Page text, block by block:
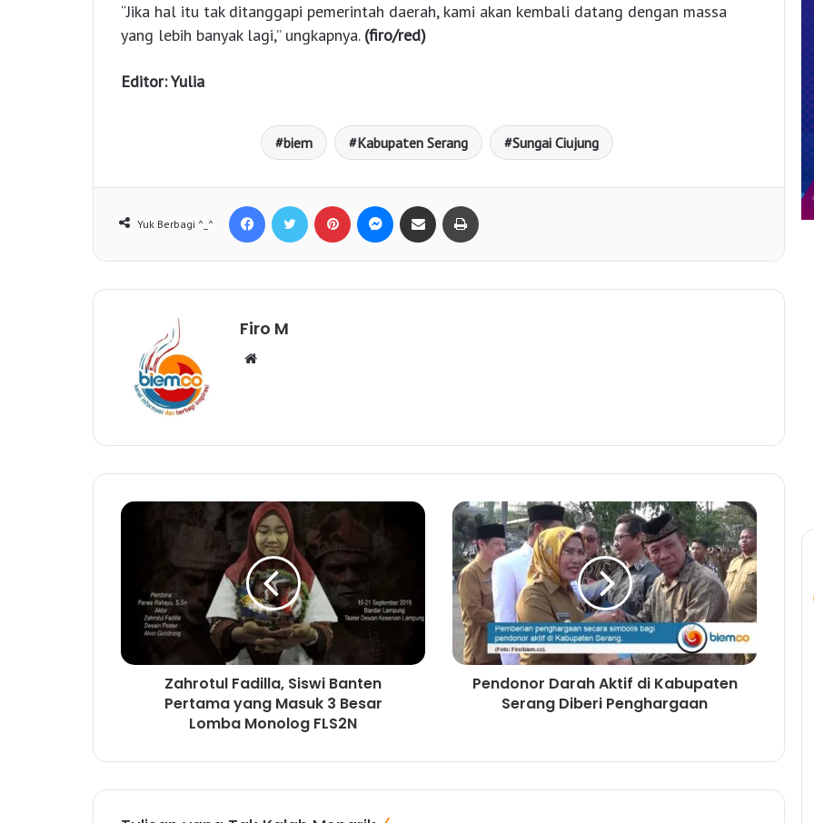
“Jika hal itu tak ditanggapi pemerintah daerah, kami akan kembali datang dengan massa
yang lebih banyak lagi,” ungkapnya. (firo/red)
Editor: Yulia
biem Kabupaten Serang Sungai Ciujung
Yuk Berbagi ^_^
Firo M
i
Zahrotul Fadilla, Siswi Banten
Pertama yang Masuk 3 Besar
Lomba Monolog FLS2N
Pendonor Darah Aktif di Kabupaten
Serang Diberi Penghargaan